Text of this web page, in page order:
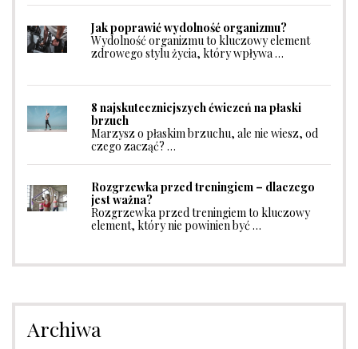
Jak poprawić wydolność organizmu?
Wydolność organizmu to kluczowy element
zdrowego stylu życia, który wpływa …
8 najskuteczniejszych ćwiczeń na płaski
brzuch
Marzysz o płaskim brzuchu, ale nie wiesz, od
czego zacząć? …
Rozgrzewka przed treningiem – dlaczego
jest ważna?
Rozgrzewka przed treningiem to kluczowy
element, który nie powinien być …
Archiwa